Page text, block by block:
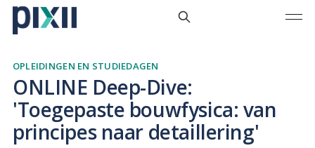
OPLEIDINGEN EN STUDIEDAGEN
ONLINE Deep-Dive:
'Toegepaste bouwfysica: van
principes naar detaillering'